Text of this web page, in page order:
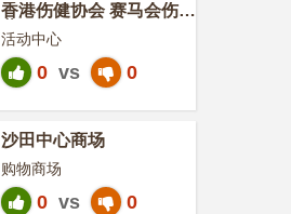
香港伤健协会 赛马会伤健
营
活动中心
0 vs 0
沙田中心商场
购物商场
0 vs 0